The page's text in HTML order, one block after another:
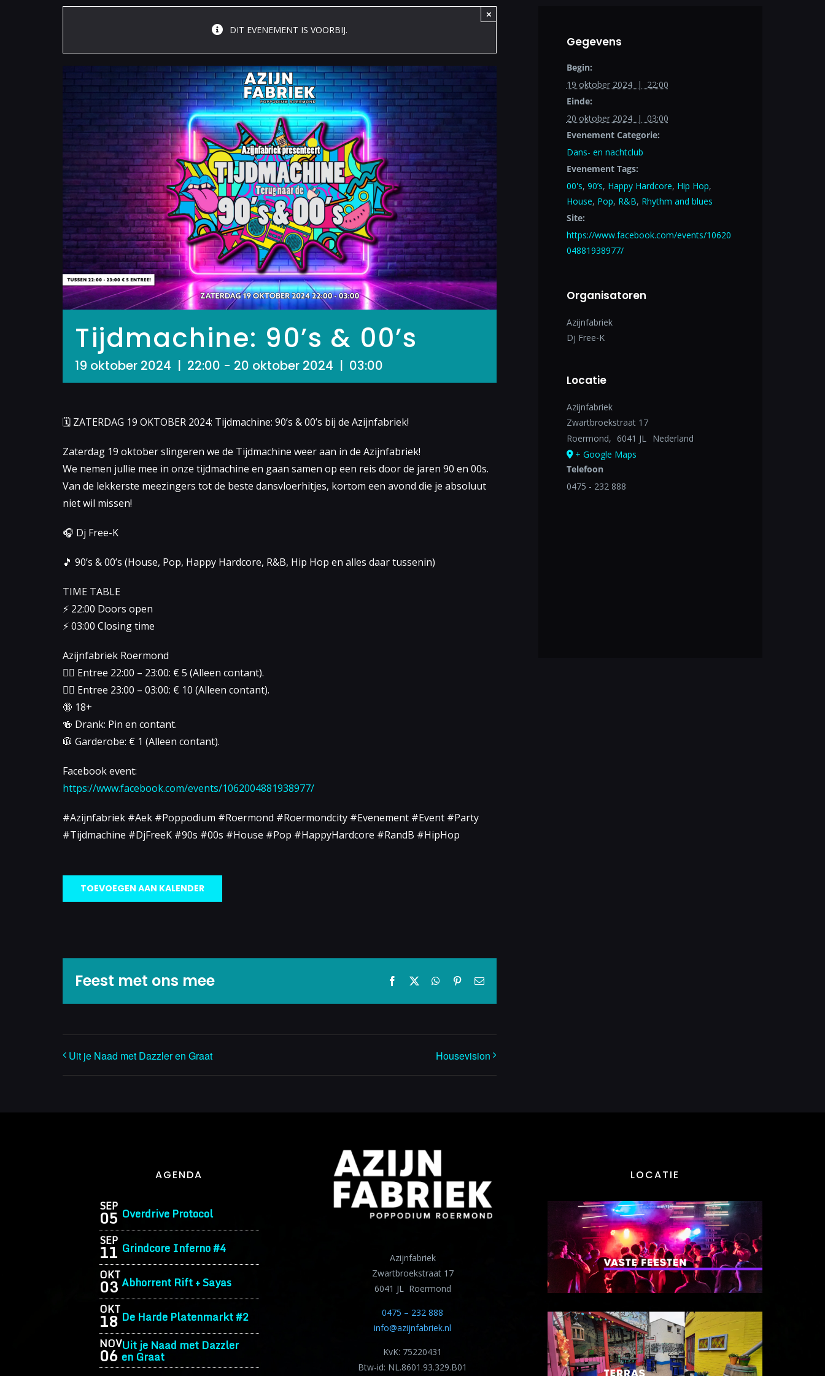
DIT EVENEMENT IS VOORBIJ.
×
Tijdmachine: 90’s & 00’s
19 oktober 2024 | 22:00 - 20 oktober 2024 | 03:00
🗓 ZATERDAG 19 OKTOBER 2024: Tijdmachine: 90’s & 00’s bij de Azijnfabriek!
Zaterdag 19 oktober slingeren we de Tijdmachine weer aan in de Azijnfabriek!
We nemen jullie mee in onze tijdmachine en gaan samen op een reis door de jaren 90 en 00s.
Van de lekkerste meezingers tot de beste dansvloerhitjes, kortom een avond die je absoluut
niet wil missen!
🎧 Dj Free-K
🎵 90’s & 00’s (House, Pop, Happy Hardcore, R&B, Hip Hop en alles daar tussenin)
TIME TABLE
⚡️ 22:00 Doors open
⚡️ 03:00 Closing time
Azijnfabriek Roermond
👉🏻 Entree 22:00 – 23:00: € 5 (Alleen contant).
👉🏻 Entree 23:00 – 03:00: € 10 (Alleen contant).
🔞 18+
🍻 Drank: Pin en contant.
🧥 Garderobe: € 1 (Alleen contant).
Facebook event:
https://www.facebook.com/events/1062004881938977/
#Azijnfabriek #Aek #Poppodium #Roermond #Roermondcity #Evenement #Event #Party
#Tijdmachine #DjFreeK #90s #00s #House #Pop #HappyHardcore #RandB #HipHop
TOEVOEGEN AAN KALENDER
Feest met ons mee Facebook
X WhatsApp
Pinterest
E-
Uit je Naad met Dazzler en Graat Housevision
Gegevens
Begin:
19 oktober 2024 | 22:00
Einde:
20 oktober 2024 | 03:00
Evenement Categorie:
Dans- en nachtclub
Evenement Tags:
00's, 90’s, Happy Hardcore, Hip Hop,
House, Pop, R&B, Rhythm and blues
Site:
https://www.facebook.com/events/10620
04881938977/
Organisatoren
Azijnfabriek
Dj Free-K
Locatie
Azijnfabriek
Zwartbroekstraat 17
Roermond, 6041 JL
Nederland
+ Google Maps
Telefoon
0475 - 232 888
AGENDA
SEP
05 Overdrive Protocol
SEP
11 Grindcore Inferno #4
OKT
03 Abhorrent Rift + Sayas
OKT
18 De Harde Platenmarkt #2
NOV
06 Uit je Naad met Dazzler
en Graat
Azijnfabriek
Zwartbroekstraat 17
6041 JL Roermond
0475 – 232 888
info@azijnfabriek.nl
KvK: 75220431
Btw-id: NL.8601.93.329.B01
LOCATIE